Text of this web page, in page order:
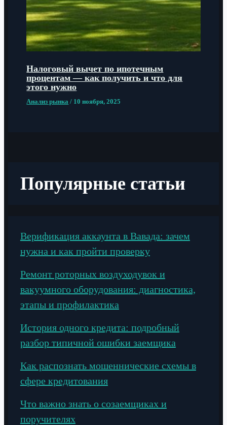
Налоговый вычет по ипотечным
процентам — как получить и что для
этого нужно
Анализ рынка / 10 ноября, 2025
Популярные статьи
Верификация аккаунта в Вавада: зачем
нужна и как пройти проверку
Ремонт роторных воздуходувок и
вакуумного оборудования: диагностика,
этапы и профилактика
История одного кредита: подробный
разбор типичной ошибки заемщика
Как распознать мошеннические схемы в
сфере кредитования
Что важно знать о созаемщиках и
поручителях